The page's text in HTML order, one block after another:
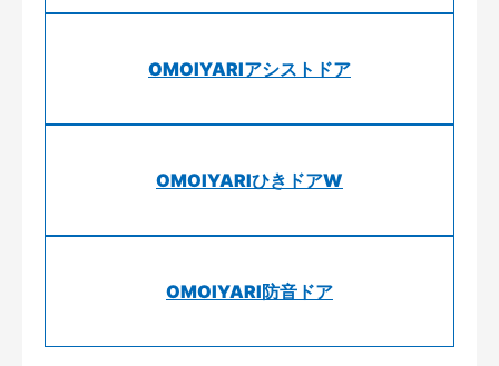
OMOIYARIアシストドア
OMOIYARIひきドアW
OMOIYARI防音ドア